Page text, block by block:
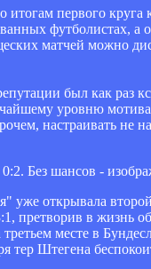
первого круга
футболистах,
матчей можно
был как раз
уровню
настраивать не
уже открывала
претворив в жизнь
месте в
тер Штегена